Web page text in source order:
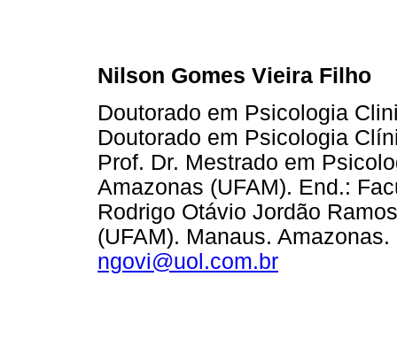
Nilson Gomes Vieira Filho
Doutorado em Psicologia
Doutorado em Psicologia
Prof. Dr. Mestrado em
Amazonas (UFAM). End.:
Rodrigo Otávio Jordão
(UFAM). Manaus.
ngovi@uol.com.br